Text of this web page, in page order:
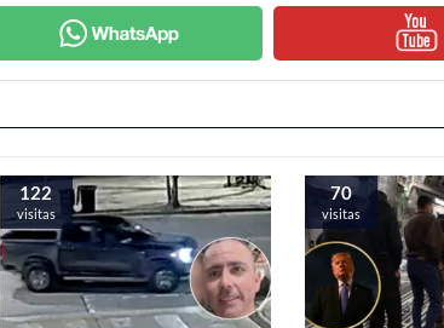
122
visitas
70
visitas